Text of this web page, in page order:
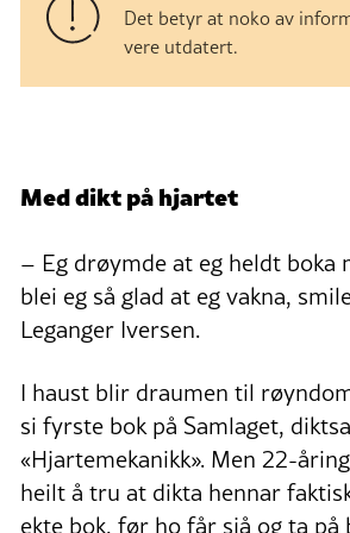
Det betyr at noko av
vere utdatert.
Med dikt på hjartet
– Eg drøymde at eg heldt boka
blei eg så glad at eg vakna,
Leganger Iversen.
I haust blir draumen til
si fyrste bok på Samlaget,
«Hjartemekanikk». Men 22-
heilt å tru at dikta hennar
ekte bok, før ho får sjå og ta på